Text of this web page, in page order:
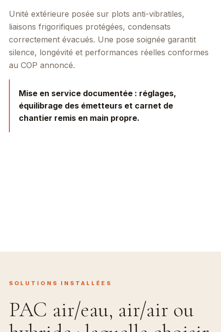
Unité extérieure posée sur plots anti-vibratiles,
liaisons frigorifiques protégées, condensats
correctement évacués. Une pose soignée garantit
silence, longévité et performances réelles conformes
au COP annoncé.
Mise en service documentée : réglages,
équilibrage des émetteurs et carnet de
chantier remis en main propre.
SOLUTIONS INSTALLÉES
PAC air/eau, air/air ou